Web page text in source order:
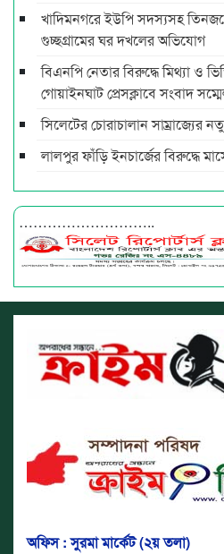
খাদিমনগরে ইউপি সদস্যসহ
গুচ্ছগ্রামের ঘর দখলের অভিযোগ
বিএনপি নেতার বিরুদ্ধে মিথ্যা ও
গোয়াইনঘাট প্রেসক্লাবে সংবাদ
সিলেটের চোরাচালান সাম্রাজ্যের
লালপুর ফাঁড়ি ইনচার্জের বিরুদ্ধে
………………………..
অফিস : সুরমা মার্কেট (২য় তলা)